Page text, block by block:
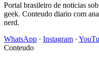
Portal brasileiro de noticias
geek. Conteudo diario com
nerd.
WhatsApp · Instagram ·
Conteudo